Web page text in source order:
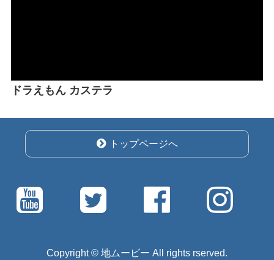
ドラえもん カステラ
トップページへ
Copyright © 地ムービー All rights rserved.